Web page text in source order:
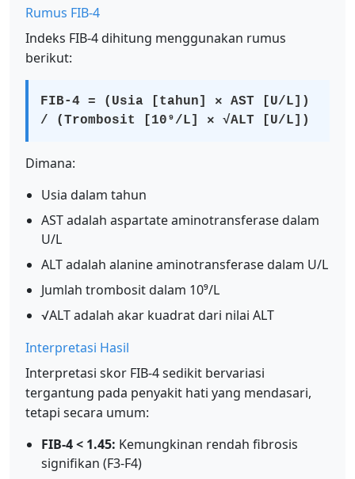
Rumus FIB-4
Indeks FIB-4 dihitung menggunakan rumus
berikut:
FIB-4 = (Usia [tahun] × AST [U/L])
/ (Trombosit [10⁹/L] × √ALT [U/L])
Dimana:
Usia dalam tahun
AST adalah aspartate aminotransferase dalam
U/L
ALT adalah alanine aminotransferase dalam U/L
Jumlah trombosit dalam 10⁹/L
√ALT adalah akar kuadrat dari nilai ALT
Interpretasi Hasil
Interpretasi skor FIB-4 sedikit bervariasi
tergantung pada penyakit hati yang mendasari,
tetapi secara umum:
FIB-4 < 1.45: Kemungkinan rendah fibrosis
signifikan (F3-F4)